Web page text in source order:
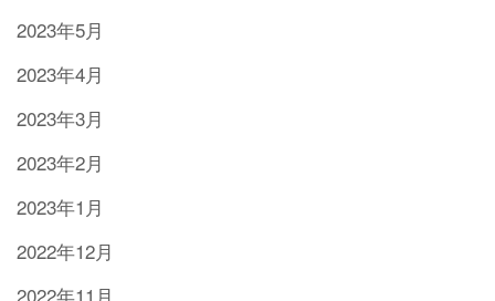
2023年5月
2023年4月
2023年3月
2023年2月
2023年1月
2022年12月
2022年11月